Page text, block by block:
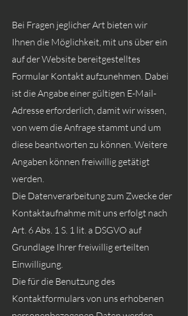
Bei Fragen jeglicher Art bieten wir
Ihnen die Möglichkeit, mit uns über ein
auf der Website bereitgestelltes
Formular Kontakt aufzunehmen. Dabei
ist die Angabe einer gültigen E-Mail-
Adresse erforderlich, damit wir wissen,
von wem die Anfrage stammt und um
diese beantworten zu können. Weitere
Angaben können freiwillig getätigt
werden.
Die Datenverarbeitung zum Zwecke der
Kontaktaufnahme mit uns erfolgt nach
Art. 6 Abs. 1 S. 1 lit. a DSGVO auf
Grundlage Ihrer freiwillig erteilten
Einwilligung.
Die für die Benutzung des
Kontaktformulars von uns erhobenen